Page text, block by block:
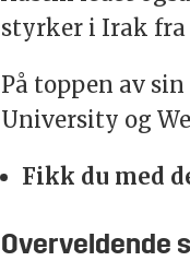
styrker i Irak fra
På toppen av
University og
Fikk du med
Overveldende